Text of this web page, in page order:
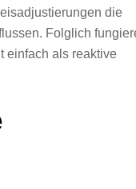
die
Folglich
einfach als reaktive